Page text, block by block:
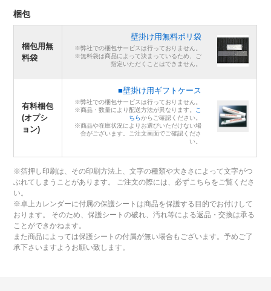
梱包
梱包用無
料袋
壁掛け用無料ポリ袋
※弊社での梱包サービスは行っておりません。
※無料袋は商品によって決まっているため、ご
指定いただくことはできません。
有料梱包
(オプシ
ョン)
■壁掛け用ギフトケース
※弊社での梱包サービスは行っておりません。
※商品・数量により配送方法が異なります。
こ
ちらからご確認ください。
※商品や在庫状況によりお選びいただけない場
合がございます。ご注文画面でご確認くださ
い。
※箔押し印刷は、その印刷方法上、文字の種類や大きさによって文字がつ
ぶれてしまうことがあります。 ご注文の際には、必ずこちらをご覧くださ
い。
※卓上カレンダーに付属の保護シートは商品を保護する目的でお付けして
おります。 そのため、保護シートの破れ、汚れ等による返品・交換は承る
ことができかねます。
また商品によっては保護シートの付属が無い場合もございます。予めご了
承下さいますようお願い致します。